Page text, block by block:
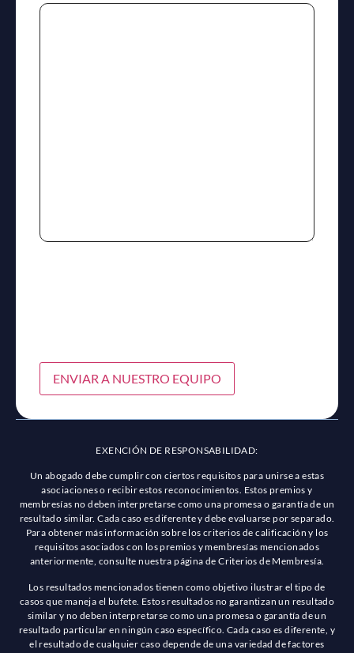
ENVIAR A NUESTRO EQUIPO
EXENCIÓN DE RESPONSABILIDAD:
Un abogado debe cumplir con ciertos requisitos para unirse a estas
asociaciones o recibir estos reconocimientos. Estos premios y
membresías no deben interpretarse como una promesa o garantía de un
resultado similar. Cada caso es diferente y debe evaluarse por separado.
Para obtener más información sobre los criterios de calificación y los
requisitos asociados con los premios y membresías mencionados
anteriormente, consulte nuestra página de Criterios de Membresía.
Los resultados mencionados tienen como objetivo ilustrar el tipo de
casos que maneja el bufete. Estos resultados no garantizan un resultado
similar y no deben interpretarse como una promesa o garantía de un
resultado particular en ningún caso específico. Cada caso es diferente, y
el resultado de cualquier caso depende de una variedad de factores